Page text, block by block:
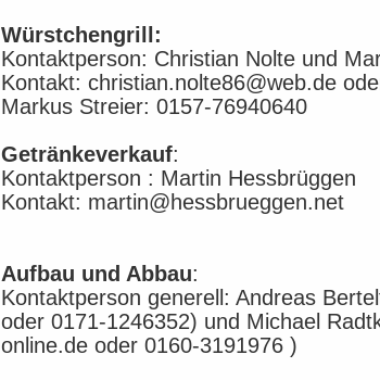
Würstchengrill:
Kontaktperson: Christian Nolte und
Kontakt: christian.nolte86@web.de
Markus Streier: 0157-76940640
Getränkeverkauf:
Kontaktperson : Martin Hessbrüggen
Kontakt: martin@hessbrueggen.net
Aufbau und Abbau:
Kontaktperson generell: Andreas
oder 0171-1246352) und Michael
online.de oder 0160-3191976 )